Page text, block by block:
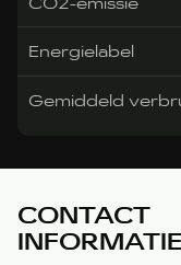
Energielabel
Gemiddeld
CONTACT
INFORMATIE